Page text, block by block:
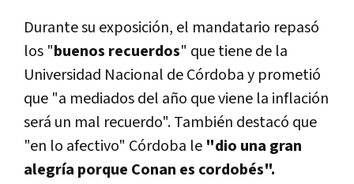
Durante su exposición, el mandatario repasó
los "buenos recuerdos" que tiene de la
Universidad Nacional de Córdoba y prometió
que "a mediados del año que viene la inflación
será un mal recuerdo". También destacó que
"en lo afectivo" Córdoba le "dio una gran
alegría porque Conan es cordobés".